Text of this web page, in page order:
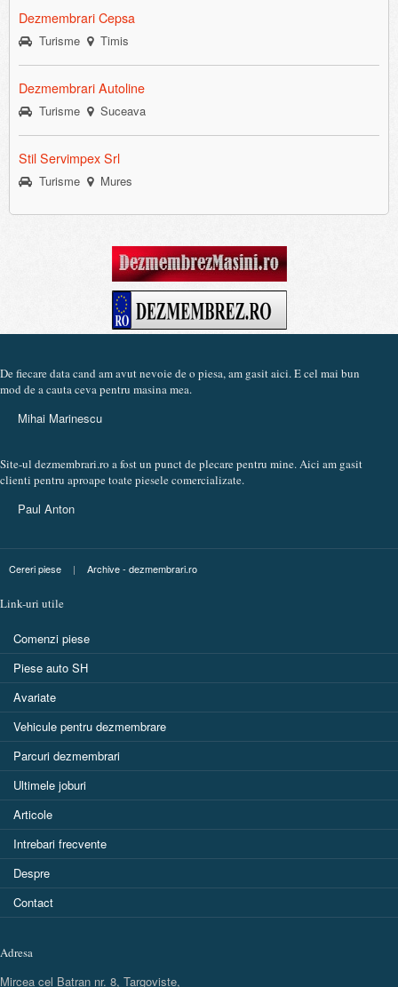
Dezmembrari Cepsa
Turisme Timis
Dezmembrari Autoline
Turisme Suceava
Stil Servimpex Srl
Turisme Mures
De fiecare data cand am avut nevoie de o piesa, am gasit aici. E cel mai bun
mod de a cauta ceva pentru masina mea.
Mihai Marinescu
Site-ul dezmembrari.ro a fost un punct de plecare pentru mine. Aici am gasit
clienti pentru aproape toate piesele comercializate.
Paul Anton
Cereri piese | Archive - dezmembrari.ro
Link-uri utile
Comenzi piese
Piese auto SH
Avariate
Vehicule pentru dezmembrare
Parcuri dezmembrari
Ultimele joburi
Articole
Intrebari frecvente
Despre
Contact
Adresa
Mircea cel Batran nr. 8, Targoviste,